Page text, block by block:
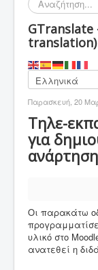
GTranslate
translation)
Παρασκευή, 20
Τηλε-
για
Οι παρακάτω
υλικό στο
ανατεθεί η